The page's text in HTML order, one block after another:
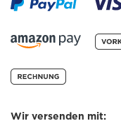
Wir versenden mit: